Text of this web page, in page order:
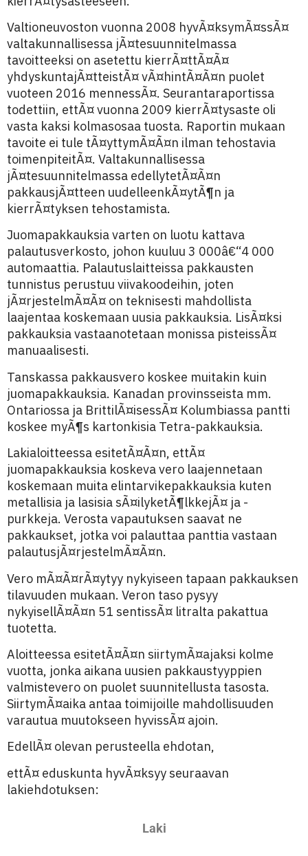
Valtioneuvoston vuonna 2008 hyvÃ¤ksymÃ¤ssÃ¤
valtakunnallisessa jÃ¤tesuunnitelmassa
tavoitteeksi on asetettu kierrÃ¤ttÃ¤Ã¤
yhdyskuntajÃ¤tteistÃ¤ vÃ¤hintÃ¤Ã¤n puolet
vuoteen 2016 mennessÃ¤. Seurantaraportissa
todettiin, ettÃ¤ vuonna 2009 kierrÃ¤tysaste oli
vasta kaksi kolmasosaa tuosta. Raportin mukaan
tavoite ei tule tÃ¤yttymÃ¤Ã¤n ilman tehostavia
toimenpiteitÃ¤. Valtakunnallisessa
jÃ¤tesuunnitelmassa edellytetÃ¤Ã¤n
pakkausjÃ¤tteen uudelleenkÃ¤ytÃ¶n ja
kierrÃ¤tyksen tehostamista.
Juomapakkauksia varten on luotu kattava
palautusverkosto, johon kuuluu 3 000â€“4 000
automaattia. Palautuslaitteissa pakkausten
tunnistus perustuu viivakoodeihin, joten
jÃ¤rjestelmÃ¤Ã¤ on teknisesti mahdollista
laajentaa koskemaan uusia pakkauksia. LisÃ¤ksi
pakkauksia vastaanotetaan monissa pisteissÃ¤
manuaalisesti.
Tanskassa pakkausvero koskee muitakin kuin
juomapakkauksia. Kanadan provinsseista mm.
Ontariossa ja BrittilÃ¤isessÃ¤ Kolumbiassa pantti
koskee myÃ¶s kartonkisia Tetra-pakkauksia.
Lakialoitteessa esitetÃ¤Ã¤n, ettÃ¤
juomapakkauksia koskeva vero laajennetaan
koskemaan muita elintarvikepakkauksia kuten
metallisia ja lasisia sÃ¤ilyketÃ¶lkkejÃ¤ ja -
purkkeja. Verosta vapautuksen saavat ne
pakkaukset, jotka voi palauttaa panttia vastaan
palautusjÃ¤rjestelmÃ¤Ã¤n.
Vero mÃ¤Ã¤rÃ¤ytyy nykyiseen tapaan pakkauksen
tilavuuden mukaan. Veron taso pysyy
nykyisellÃ¤Ã¤n 51 sentissÃ¤ litralta pakattua
tuotetta.
Aloitteessa esitetÃ¤Ã¤n siirtymÃ¤ajaksi kolme
vuotta, jonka aikana uusien pakkaustyyppien
valmistevero on puolet suunnitellusta tasosta.
SiirtymÃ¤aika antaa toimijoille mahdollisuuden
varautua muutokseen hyvissÃ¤ ajoin.
EdellÃ¤ olevan perusteella ehdotan,
ettÃ¤ eduskunta hyvÃ¤ksyy seuraavan
lakiehdotuksen:
Laki